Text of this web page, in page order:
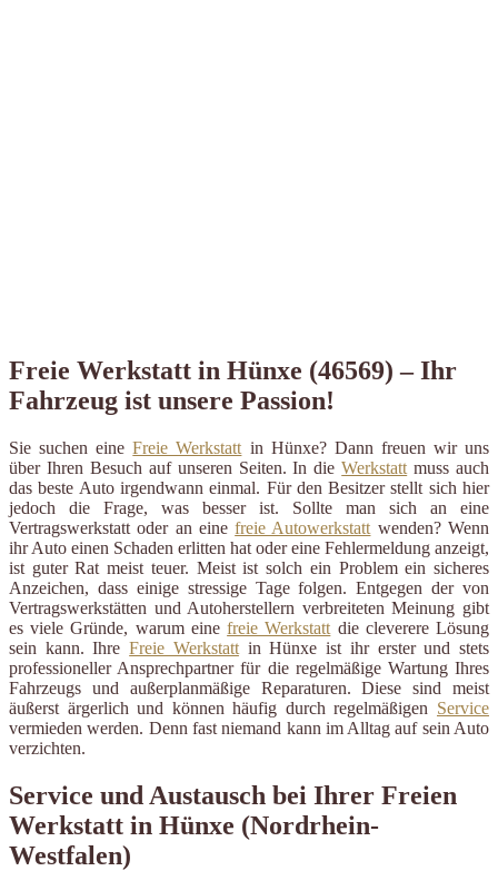
Freie Werkstatt in Hünxe (46569) – Ihr
Fahrzeug ist unsere Passion!
Sie suchen eineFreie Werkstatt in Hünxe? Dann freuen wir uns
über Ihren Besuch auf unseren Seiten. In dieWerkstatt muss auch
das beste Auto irgendwann einmal. Für den Besitzer stellt sich hier
jedoch die Frage, was besser ist. Sollte man sich an eine
Vertragswerkstatt oder an einefreie Autowerkstatt wenden? Wenn
ihr Auto einen Schaden erlitten hat oder eine Fehlermeldung anzeigt,
ist guter Rat meist teuer. Meist ist solch ein Problem ein sicheres
Anzeichen, dass einige stressige Tage folgen. Entgegen der von
Vertragswerkstätten und Autoherstellern verbreiteten Meinung gibt
es viele Gründe, warum einefreie Werkstatt die cleverere Lösung
sein kann. IhreFreie Werkstattin Hünxe ist ihr erster und stets
professioneller Ansprechpartner für die regelmäßige Wartung Ihres
Fahrzeugs und außerplanmäßige Reparaturen. Diese sind meist
äußerst ärgerlich und können häufig durch regelmäßigen Service
vermieden werden. Denn fast niemand kann im Alltag auf sein Auto
verzichten.
Service und Austausch bei Ihrer Freien
Werkstatt in Hünxe (Nordrhein-
Westfalen)